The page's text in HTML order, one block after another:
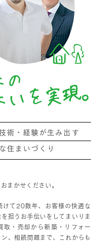
術・経験が生み出す
住まいづくり
まかせください。
けて20数年、お客様の快適な
担うお手伝いをしてまいりま
取・売却から新築・リフォー
、相続問題まで、これからも